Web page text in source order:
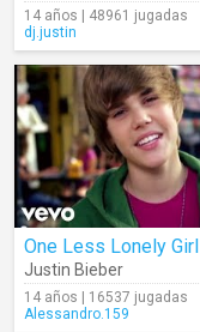
14 años | 48961 jugadas
dj.justin
One Less Lonely Girl
Justin Bieber
14 años | 16537 jugadas
Alessandro.159